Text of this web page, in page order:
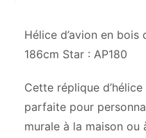
Hélice d’avion en
186cm Star : AP180
Cette réplique
parfaite pour
murale à la maison ou